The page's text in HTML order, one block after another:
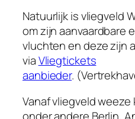
Natuurlijk is vliegveld
om zijn aanvaardbare
vluchten en deze zijn
viaVliegtickets
aanbieder.
Vanaf vliegveld
onder andere Berlin,